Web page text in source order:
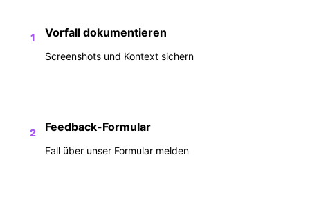
1 Vorfall dokumentieren
Screenshots und Kontext sichern
2 Feedback-Formular
Fall über unser Formular melden